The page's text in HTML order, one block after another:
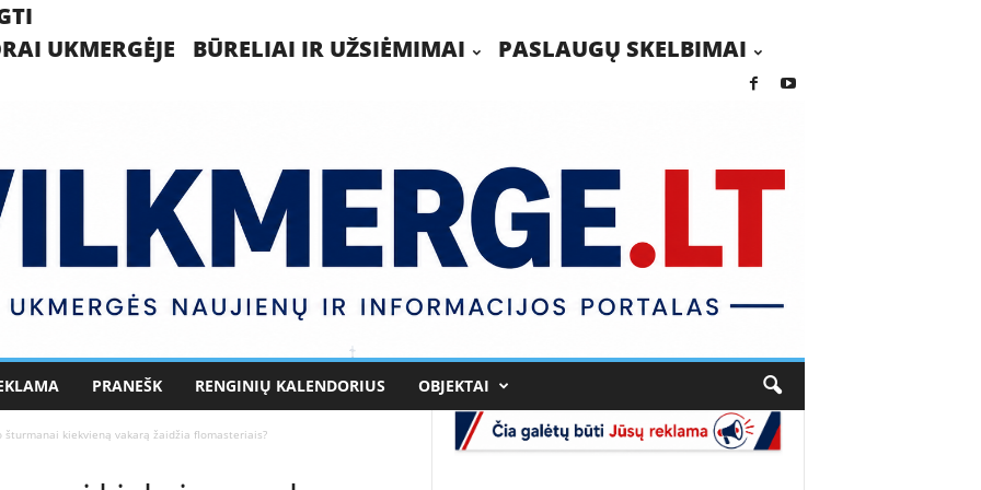
UKMERGĖJE BŪRELIAI IR UŽSIĖMIMAI PASLAUGŲ SKELBIMAI
PRANEŠK RENGINIŲ KALENDORIUS OBJEKTAI
šturmanai kiekvieną vakarą žaidžia flomasteriais?